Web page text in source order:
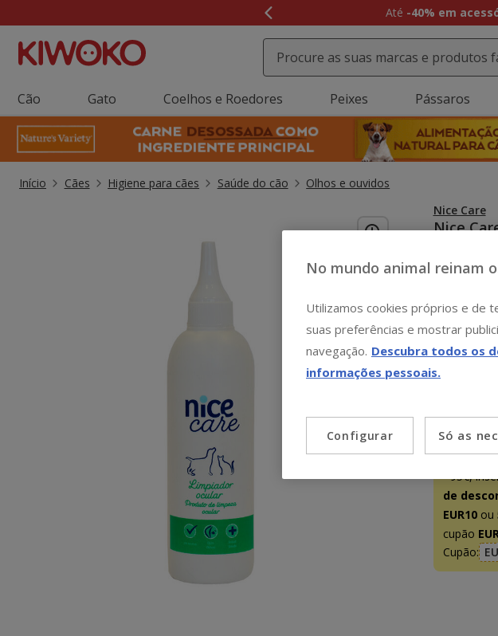
de
3,
mensagem,
Até -40% em
Cão Gato Coelhos e Roedores Peixes Pássaros
Início Cães Higiene para cães Saúde do cão
Olhos e ouvidos
Nice Care
Nice
Ver
125 ml
-15€ c/
7.29€
-15€ c/
+95€,
de
EUR10 ou
cupão
Cupão:
No mundo animal reinam
Utilizamos cookies próprios e de
suas preferências e mostrar
navegação. Descubra todos os
informações pessoais.
Só as
Configurar